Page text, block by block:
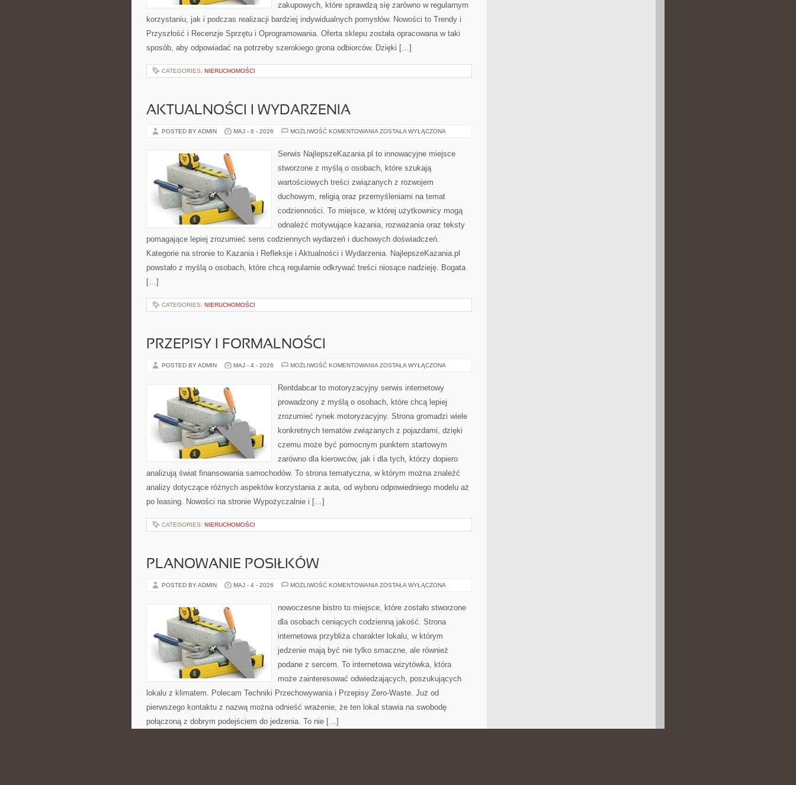
zakupowych, które sprawdzą się zarówno w regularnym
korzystaniu, jak i podczas realizacji bardziej indywidualnych pomysłów. Nowości to Trendy i
Przyszłość i Recenzje Sprzętu i Oprogramowania. Oferta sklepu została opracowana w taki
sposób, aby odpowiadać na potrzeby szerokiego grona odbiorców. Dzięki […]
CATEGORIES: NIERUCHOMOŚCI
AKTUALNOŚCI I WYDARZENIA
POSTED BY ADMIN MAJ - 6 - 2026 MOŻLIWOŚĆ KOMENTOWANIA AKTUALNOŚCI
ZOSTAŁA WYŁĄCZONA
Serwis NajlepszeKazania.pl to innowacyjne miejsce
stworzone z myślą o osobach, które szukają
wartościowych treści związanych z rozwojem
duchowym, religią oraz przemyśleniami na temat
codzienności. To miejsce, w której użytkownicy mogą
odnaleźć motywujące kazania, rozważania oraz teksty
pomagające lepiej zrozumieć sens codziennych wydarzeń i duchowych doświadczeń.
Kategorie na stronie to Kazania i Refleksje i Aktualności i Wydarzenia. NajlepszeKazania.pl
powstało z myślą o osobach, które chcą regularnie odkrywać treści niosące nadzieję. Bogata
[…]
CATEGORIES: NIERUCHOMOŚCI
PRZEPISY I FORMALNOŚCI
POSTED BY ADMIN MAJ - 4 - 2026 MOŻLIWOŚĆ KOMENTOWANIA PRZEPISY
ZOSTAŁA WYŁĄCZONA
Rentdabcar to motoryzacyjny serwis internetowy
prowadzony z myślą o osobach, które chcą lepiej
zrozumieć rynek motoryzacyjny. Strona gromadzi wiele
konkretnych tematów związanych z pojazdami, dzięki
czemu może być pomocnym punktem startowym
zarówno dla kierowców, jak i dla tych, którzy dopiero
analizują świat finansowania samochodów. To strona tematyczna, w którym można znaleźć
analizy dotyczące różnych aspektów korzystania z auta, od wyboru odpowiedniego modelu aż
po leasing. Nowości na stronie Wypożyczalnie i […]
CATEGORIES: NIERUCHOMOŚCI
PLANOWANIE POSIŁKÓW
POSTED BY ADMIN MAJ - 4 - 2026 MOŻLIWOŚĆ KOMENTOWANIA PLANOWANIE
ZOSTAŁA WYŁĄCZONA
nowoczesne bistro to miejsce, które zostało stworzone
dla osobach ceniących codzienną jakość. Strona
internetowa przybliża charakter lokalu, w którym
jedzenie mają być nie tylko smaczne, ale również
podane z sercem. To internetowa wizytówka, która
może zainteresować odwiedzających, poszukujących
lokalu z klimatem. Polecam Techniki Przechowywania i Przepisy Zero-Waste. Już od
pierwszego kontaktu z nazwą można odnieść wrażenie, że ten lokal stawia na swobodę
połączoną z dobrym podejściem do jedzenia. To nie […]